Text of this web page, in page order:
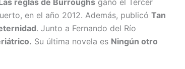
en el año 2012. Además, publicó Tan
. Junto a Fernando del Río
Su última novela es Ningún otro